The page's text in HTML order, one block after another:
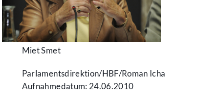
Miet Smet
Parlamentsdirektion/​HBF/​Roman Icha
Aufnahmedatum: 24.06.2010